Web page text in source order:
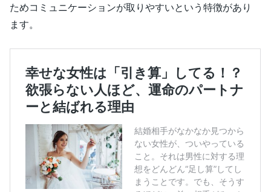
ためコミュニケーションが取りやすいという特徴があり
ます。